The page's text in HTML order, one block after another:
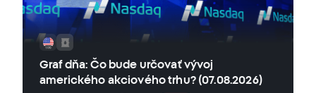
Graf dňa: Čo bude určovať vývoj
amerického akciového trhu? (07.08.2026)